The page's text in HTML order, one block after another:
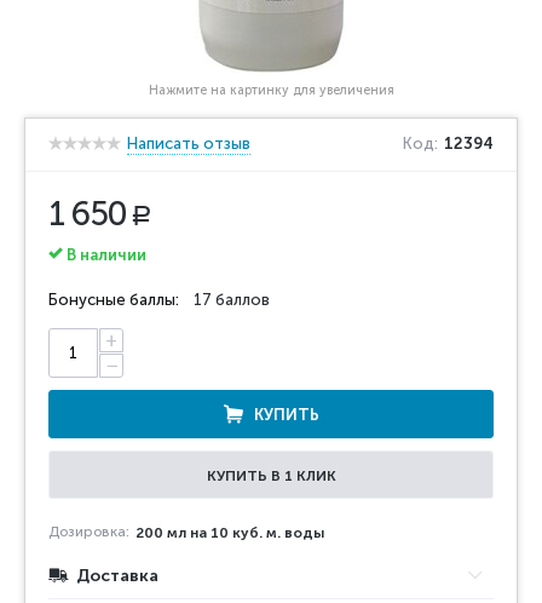
Нажмите на картинку для увеличения
Написать отзыв Код: 12394
1 650 Р
В наличии
Бонусные баллы: 17 баллов
+
−
КУПИТЬ
КУПИТЬ В 1 КЛИК
Дозировка: 200 мл на 10 куб. м. воды
Доставка